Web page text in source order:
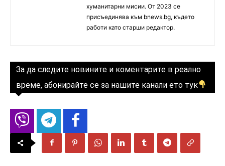
хуманитарни мисии. От 2023 се
присъединява към bnews.bg, където
работи като старши редактор.
За да следите новините и коментарите в реално
време, абонирайте се за нашите канали ето тук